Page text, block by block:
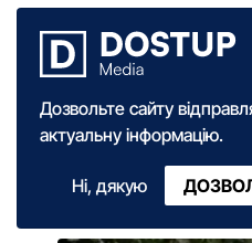
Дозвольте сайту
актуальну інформацію.
Ні, дякую
Tesla за
22 червня·2026